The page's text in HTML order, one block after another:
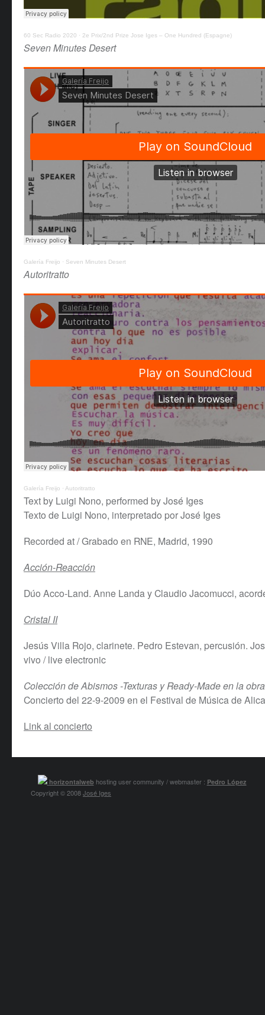
60 Sec Radio 2020 · 2e Prix/2nd Prize Jose Iges – One Hundred (Espagne)
Seven Minutes Desert
Galería Freijo · Seven Minutes Desert
Autoritratto
Galería Freijo · Autoritratto
Text by Luigi Nono, performed by José Iges
Texto de Luigi Nono, interpretado por José Iges
Recorded at / Grabado en RNE, Madrid, 1990
Acción-Reacción
Dúo Acco-Land. Anne Landa y Claudio Jacomucci,
Cristal II
Jesús Villa Rojo, clarinete. Pedro Estevan, percusión.
vivo / live electronic
Colección de Abismos -Texturas y Ready-Made en la
Concierto del 22-9-2009 en el Festival de Música de
Link al concierto
horizontalweb hosting user community / webmaster : Pedro López
Copyright © 2008José Iges